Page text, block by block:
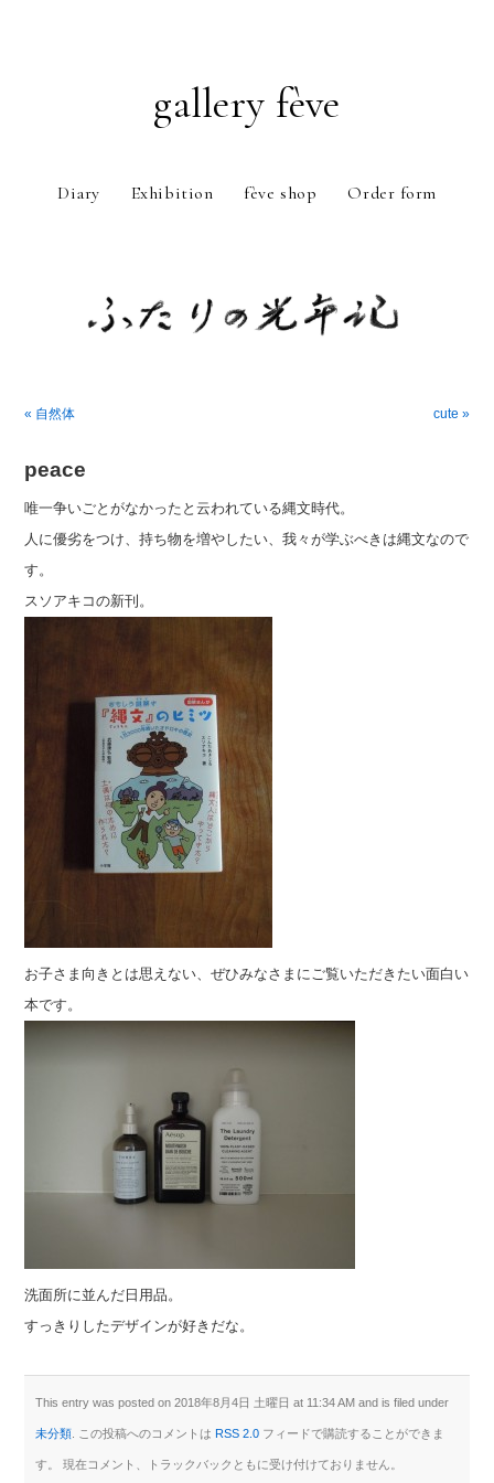
gallery fève
Diary Exhibition fève shop Order form
« 自然体
cute »
peace
唯一争いごとがなかったと云われている縄文時代。
人に優劣をつけ、持ち物を増やしたい、我々が学ぶべきは縄文なので
す。
スソアキコの新刊。
お子さま向きとは思えない、ぜひみなさまにご覧いただきたい面白い
本です。
洗面所に並んだ日用品。
すっきりしたデザインが好きだな。
This entry was posted on 2018年8月4日 土曜日 at 11:34 AM and is filed under
未分類 . この投稿へのコメントはRSS 2.0 フィードで購読することができま
す。 現在コメント、トラックバックともに受け付けておりません。